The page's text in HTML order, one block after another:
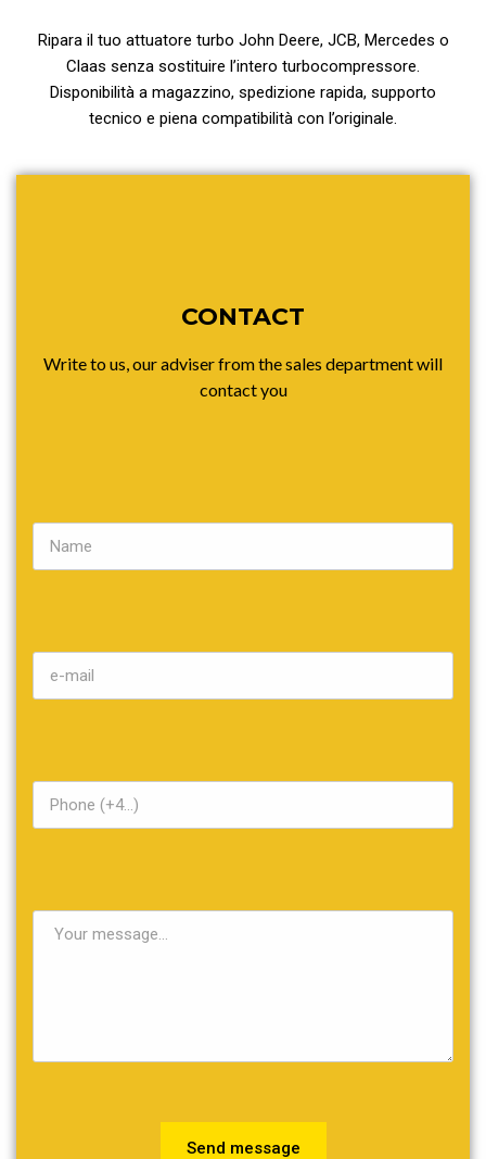
Ripara il tuo attuatore turbo John Deere, JCB, Mercedes o
Claas senza sostituire l’intero turbocompressore.
Disponibilità a magazzino, spedizione rapida, supporto
tecnico e piena compatibilità con l’originale.
CONTACT
Write to us, our adviser from the sales department will
contact you
Send message